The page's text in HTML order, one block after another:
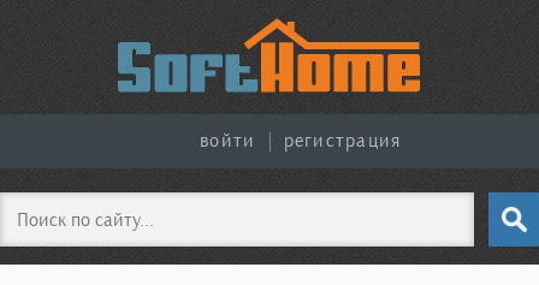
войти регистрация
Поиск